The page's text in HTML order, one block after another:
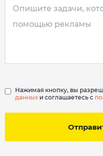
Нажимая кнопку, вы
данных и соглашаетесь с